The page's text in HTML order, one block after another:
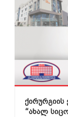
ქირურგიის
“ახალ